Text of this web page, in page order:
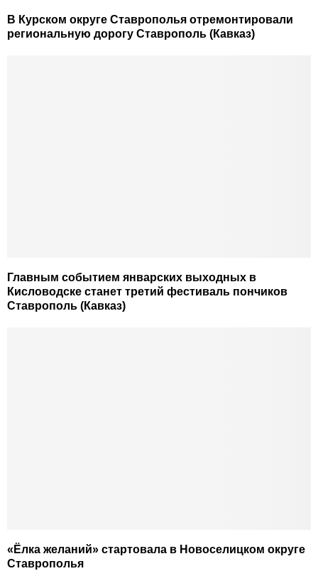
В Курском округе Ставрополья отремонтировали
региональную дорогу Ставрополь (Кавказ)
Главным событием январских выходных в
Кисловодске станет третий фестиваль пончиков
Ставрополь (Кавказ)
«Ёлка желаний» стартовала в Новоселицком округе
Ставрополья